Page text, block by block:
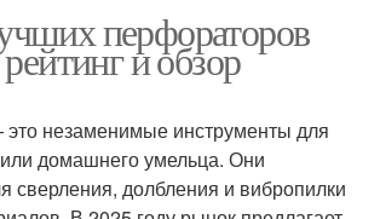
перфораторов
и обзор
незаменимые инструменты для
домашнего умельца. Они
сверления, долбления и вибропилки